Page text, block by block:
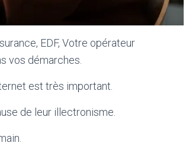
EDF, Votre opérateur
vos démarches.
est très important.
de leur illectronisme.